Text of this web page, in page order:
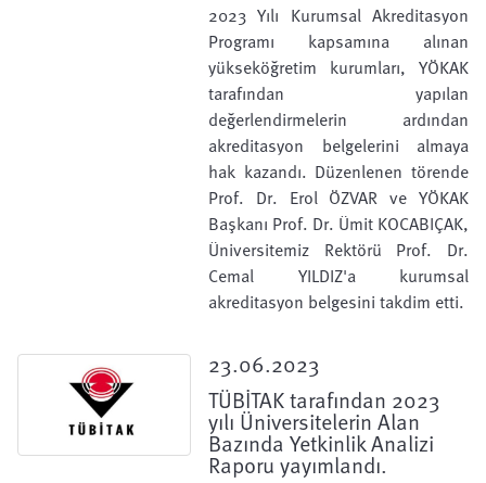
2023 Yılı Kurumsal Akreditasyon
Programı kapsamına alınan
yükseköğretim kurumları, YÖKAK
tarafından yapılan
değerlendirmelerin ardından
akreditasyon belgelerini almaya
hak kazandı. Düzenlenen törende
Prof. Dr. Erol ÖZVAR ve YÖKAK
Başkanı Prof. Dr. Ümit KOCABIÇAK,
Üniversitemiz Rektörü Prof. Dr.
Cemal YILDIZ'a kurumsal
akreditasyon belgesini takdim etti.
23.06.2023
TÜBİTAK tarafından 2023
yılı Üniversitelerin Alan
Bazında Yetkinlik Analizi
Raporu yayımlandı.